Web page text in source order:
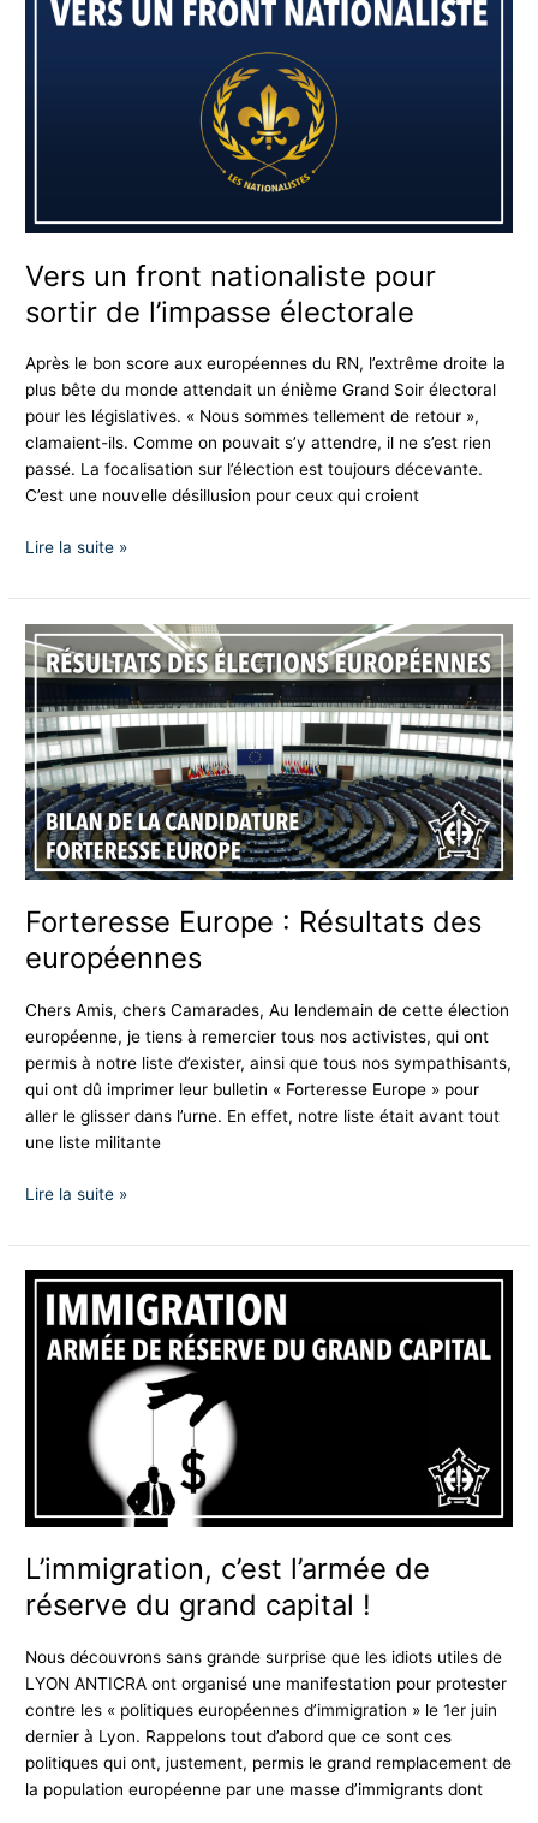
Vers un front nationaliste pour
sortir de l’impasse électorale
Après le bon score aux européennes du RN, l’extrême droite la
plus bête du monde attendait un énième Grand Soir électoral
pour les législatives. « Nous sommes tellement de retour »,
clamaient-ils. Comme on pouvait s’y attendre, il ne s’est rien
passé. La focalisation sur l’élection est toujours décevante.
C’est une nouvelle désillusion pour ceux qui croient
Lire la suite »
Forteresse Europe : Résultats des
européennes
Chers Amis, chers Camarades, Au lendemain de cette élection
européenne, je tiens à remercier tous nos activistes, qui ont
permis à notre liste d’exister, ainsi que tous nos sympathisants,
qui ont dû imprimer leur bulletin « Forteresse Europe » pour
aller le glisser dans l’urne. En effet, notre liste était avant tout
une liste militante
Forteresse
Europe
Résultats
des
européennes
Lire la suite »
L’immigration, c’est l’armée de
réserve du grand capital !
Nous découvrons sans grande surprise que les idiots utiles de
LYON ANTICRA ont organisé une manifestation pour protester
contre les « politiques européennes d’immigration » le 1er juin
dernier à Lyon. Rappelons tout d’abord que ce sont ces
politiques qui ont, justement, permis le grand remplacement de
la population européenne par une masse d’immigrants dont
L’immigration,
l’armée